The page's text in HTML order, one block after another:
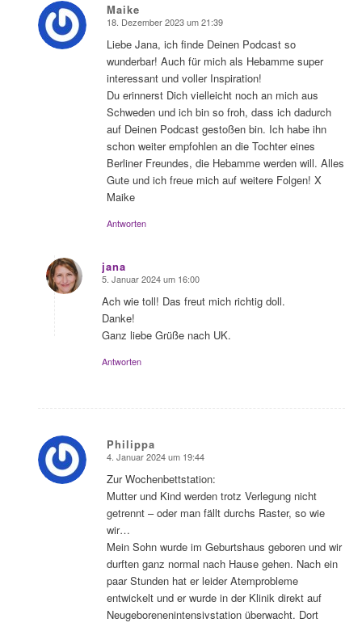
Maike
sagte:
18. Dezember 2023 um 21:39
Liebe Jana, ich finde Deinen Podcast so
wunderbar! Auch für mich als Hebamme super
interessant und voller Inspiration!
Du erinnerst Dich vielleicht noch an mich aus
Schweden und ich bin so froh, dass ich dadurch
auf Deinen Podcast gestoßen bin. Ich habe ihn
schon weiter empfohlen an die Tochter eines
Berliner Freundes, die Hebamme werden will. Alles
Gute und ich freue mich auf weitere Folgen! X
Maike
Antworten
jana
sagte:
5. Januar 2024 um 16:00
Ach wie toll! Das freut mich richtig doll.
Danke!
Ganz liebe Grüße nach UK.
Antworten
Philippa
sagte:
4. Januar 2024 um 19:44
Zur Wochenbettstation:
Mutter und Kind werden trotz Verlegung nicht
getrennt – oder man fällt durchs Raster, so wie
wir…
Mein Sohn wurde im Geburtshaus geboren und wir
durften ganz normal nach Hause gehen. Nach ein
paar Stunden hat er leider Atemprobleme
entwickelt und er wurde in der Klinik direkt auf
Neugeborenenintensivstation überwacht. Dort